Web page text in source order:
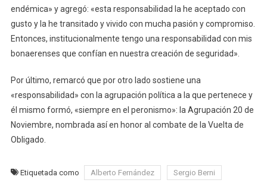
endémica» y agregó: «esta responsabilidad la he aceptado con
gusto y la he transitado y vivido con mucha pasión y compromiso.
Entonces, institucionalmente tengo una responsabilidad con mis
bonaerenses que confían en nuestra creación de seguridad».
Por último, remarcó que por otro lado sostiene una
«responsabilidad» con la agrupación política a la que pertenece y
él mismo formó, «siempre en el peronismo»: la Agrupación 20 de
Noviembre, nombrada así en honor al combate de la Vuelta de
Obligado.
Etiquetada como Alberto Fernández Sergio Berni